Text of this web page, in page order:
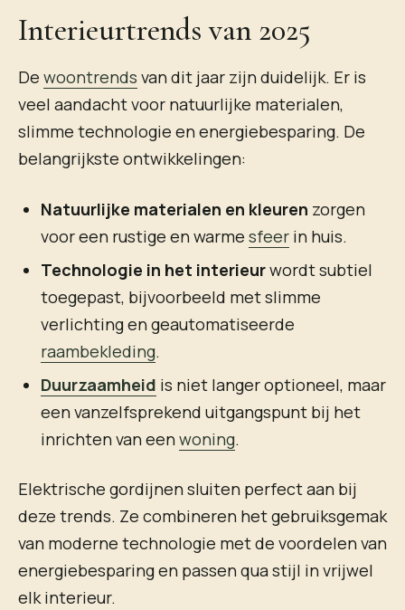
Interieurtrends van 2025
De woontrends van dit jaar zijn duidelijk. Er is
veel aandacht voor natuurlijke materialen,
slimme technologie en energiebesparing. De
belangrijkste ontwikkelingen:
Natuurlijke materialen en kleuren zorgen
voor een rustige en warmesfeer in huis.
Technologie in het interieurwordt subtiel
toegepast, bijvoorbeeld met slimme
verlichting en geautomatiseerde
raambekleding.
Duurzaamheid is niet langer optioneel, maar
een vanzelfsprekend uitgangspunt bij het
inrichten van eenwoning.
Elektrische gordijnen sluiten perfect aan bij
deze trends. Ze combineren het gebruiksgemak
van moderne technologie met de voordelen van
energiebesparing en passen qua stijl in vrijwel
elk interieur.